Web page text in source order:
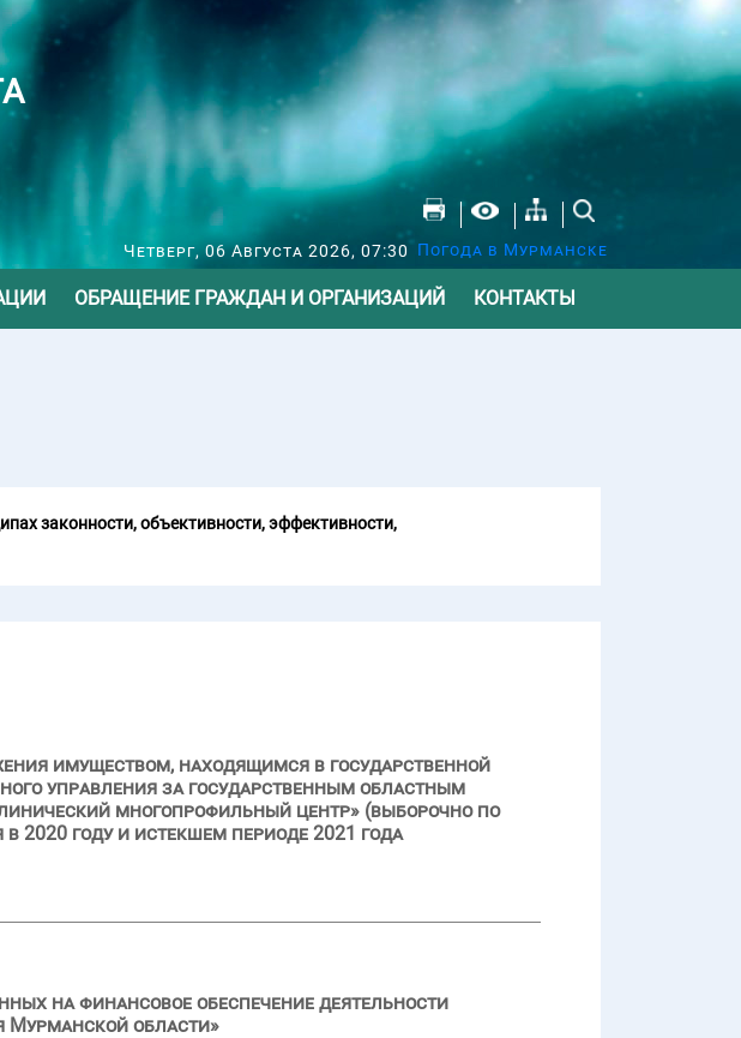
Четверг, 06 Августа 2026, 07:30 Погода в Мурманске
ОБРАЩЕНИЕ ГРАЖДАН И ОРГАНИЗАЦИЙ КОНТАКТЫ
законности, объективности, эффективности,
имуществом, находящимся в государственной
управления за государственным областным
многопрофильный центр» (выборочно по
2020 году и истекшем периоде 2021 года
на финансовое обеспечение деятельности
Мурманской области»